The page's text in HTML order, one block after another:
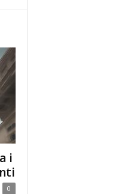
i
0